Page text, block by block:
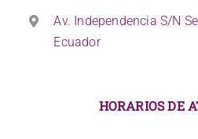
Av. Independencia S/N
Ecuador
HORARIOS DE